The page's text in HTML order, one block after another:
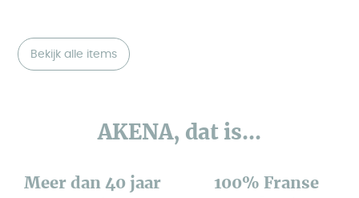
Bekijk alle items
AKENA, dat is...
Meer dan 40 jaar
100% Franse